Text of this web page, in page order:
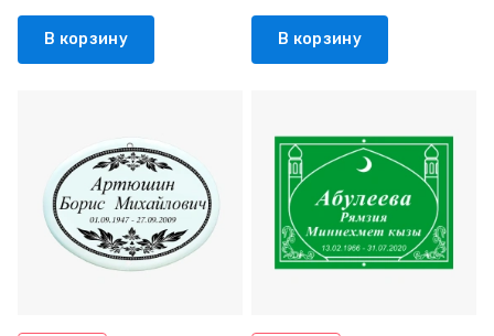
В корзину В корзину